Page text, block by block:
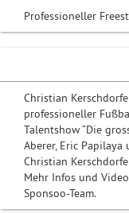
Professioneller
Christian
professioneller
Talentshow “Die
Aberer, Eric Papilaya
Christian
Mehr Infos und
Sponsoo-Team.